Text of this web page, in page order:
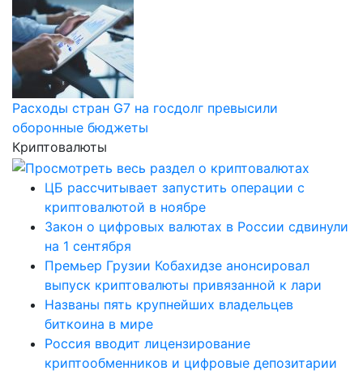
Расходы стран G7 на госдолг превысили
оборонные бюджеты
Криптовалюты
ЦБ рассчитывает запустить операции с
криптовалютой в ноябре
Закон о цифровых валютах в России сдвинули
на 1 сентября
Премьер Грузии Кобахидзе анонсировал
выпуск криптовалюты привязанной к лари
Названы пять крупнейших владельцев
биткоина в мире
Россия вводит лицензирование
криптообменников и цифровые депозитарии